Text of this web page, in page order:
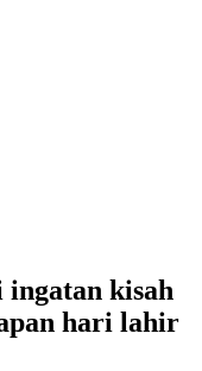
ingatan kisah
hari lahir